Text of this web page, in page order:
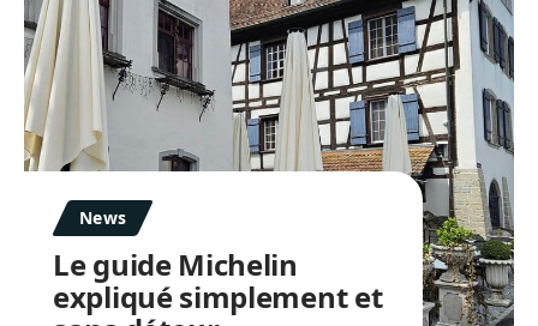
News
Le guide Michelin
expliqué simplement et